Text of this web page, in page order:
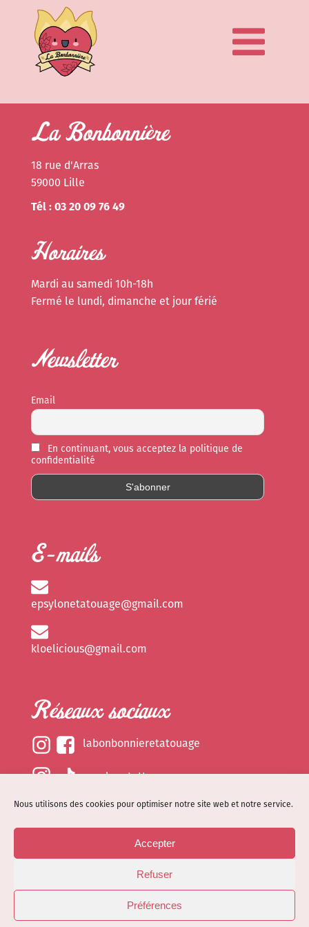
Nous utilisons des cookies pour optimiser notre site web et notre service.
Accepter
Refuser
Préférences
La Bonbonnière
18 rue d'Arras
59000 Lille
Tél : 03 20 09 76 49
Horaires
Mardi au samedi 10h-18h
Fermé le lundi, dimanche et jour férié
Newsletter
Email
En continuant, vous acceptez la politique de
confidentialité
E-mails
epsylonetatouage@gmail.com
kloelicious@gmail.com
Réseaux sociaux
labonbonnieretatouage
epsylonetattoo
kloelicious_
Mentions légales
Politique de cookies (EU)
© Site web réalisé parDénode- Illustrations par
Kloelicioustattoo tous droits réservés